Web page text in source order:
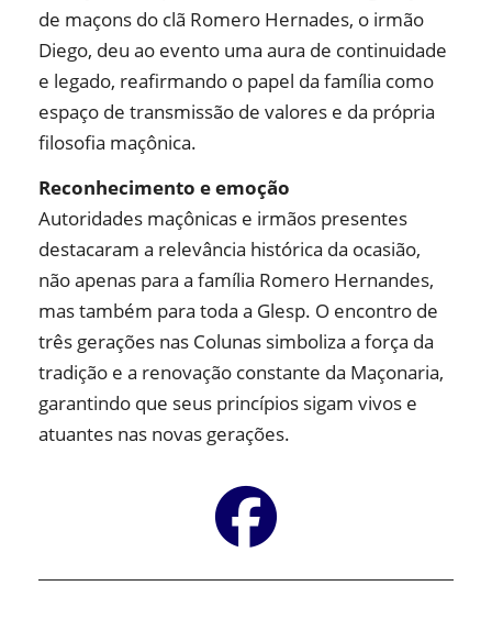
de maçons do clã Romero Hernades, o irmão
Diego, deu ao evento uma aura de continuidade
e legado, reafirmando o papel da família como
espaço de transmissão de valores e da própria
filosofia maçônica.
Reconhecimento e emoção
Autoridades maçônicas e irmãos presentes
destacaram a relevância histórica da ocasião,
não apenas para a família Romero Hernandes,
mas também para toda a Glesp. O encontro de
três gerações nas Colunas simboliza a força da
tradição e a renovação constante da Maçonaria,
garantindo que seus princípios sigam vivos e
atuantes nas novas gerações.